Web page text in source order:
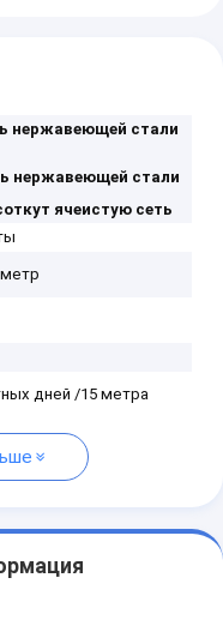
нержавеющей стали
нержавеющей стали
ячеистую сеть
дней /15 метра